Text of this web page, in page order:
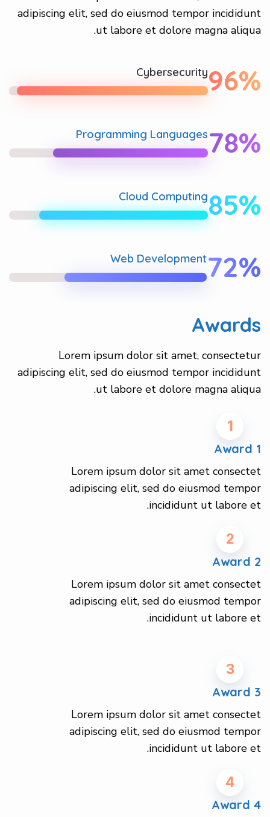
adipiscing elit, sed do eiusmod tempor incididunt
ut labore et dolore magna aliqua.
96%
Cybersecurity
78%
Programming Languages
85%
Cloud Computing
72%
Web Development
Awards
Lorem ipsum dolor sit amet, consectetur
adipiscing elit, sed do eiusmod tempor incididunt
ut labore et dolore magna aliqua.
1
Award 1
Lorem ipsum dolor sit amet consectet
adipiscing elit, sed do eiusmod tempor
incididunt ut labore et.
2
Award 2
Lorem ipsum dolor sit amet consectet
adipiscing elit, sed do eiusmod tempor
incididunt ut labore et.
3
Award 3
Lorem ipsum dolor sit amet consectet
adipiscing elit, sed do eiusmod tempor
incididunt ut labore et.
4
Award 4